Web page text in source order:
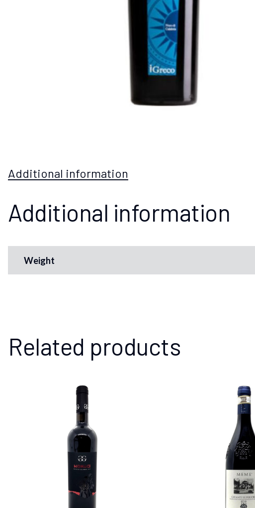
Additional information
Additional information
Weight
Related products